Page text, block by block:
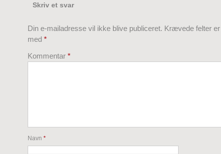
Skriv et svar
Din e-mailadresse vil ikke blive publiceret. Krævede felter
med *
Kommentar *
Navn *